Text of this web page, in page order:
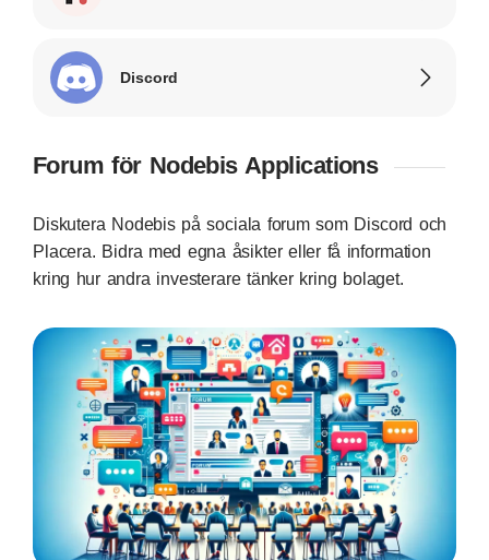
Discord
Forum för Nodebis Applications
Diskutera Nodebis på sociala forum som Discord och
Placera. Bidra med egna åsikter eller få information
kring hur andra investerare tänker kring bolaget.